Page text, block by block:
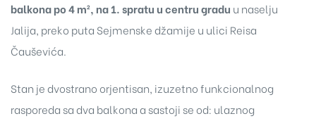
balkona po 4 m², na 1. spratu u centru gradu u naselju
Jalija, preko puta Sejmenske džamije u ulici Reisa
Čauševića.
Stan je dvostrano orjentisan, izuzetno funkcionalnog
rasporeda sa dva balkona a sastoji se od: ulaznog